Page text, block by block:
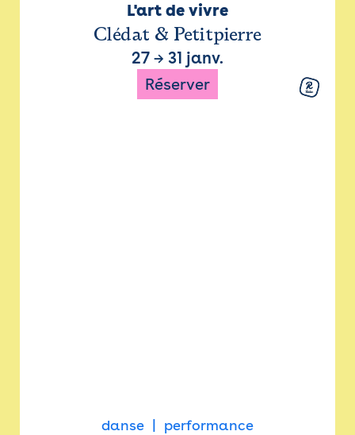
L'art de vivre
Clédat & Petitpierre
27 → 31 janv.
Réserver
danse performance